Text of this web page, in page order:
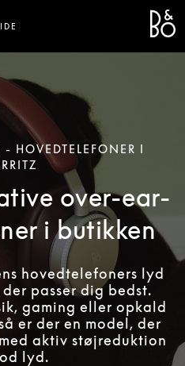
HOVEDTELEFONER I
over-ear-
i butikken
hovedtelefoners lyd
passer dig bedst.
gaming eller opkald
er der en model, der
aktiv støjreduktion
lyd.